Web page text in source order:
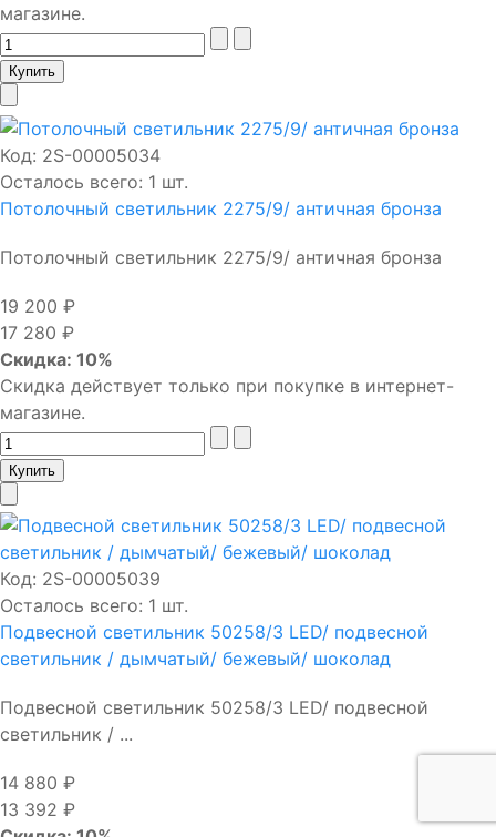
магазине.
Код: 2S-00005034
Осталось всего: 1 шт.
Потолочный светильник 2275/9/ античная бронза
Потолочный светильник 2275/9/ античная бронза
19 200 ₽
17 280 ₽
Скидка: 10%
Скидка действует только при покупке в интернет-
магазине.
Код: 2S-00005039
Осталось всего: 1 шт.
Подвесной светильник 50258/3 LED/ подвесной
светильник / дымчатый/ бежевый/ шоколад
Подвесной светильник 50258/3 LED/ подвесной
светильник / ...
14 880 ₽
13 392 ₽